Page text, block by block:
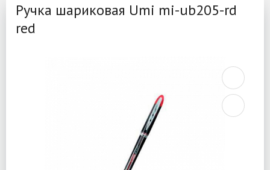
Ручка шариковая Umi mi-ub205-rd
red